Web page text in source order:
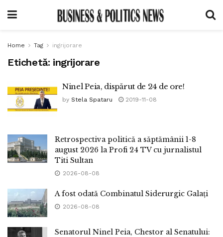
Home Tag ingrijorare
Etichetă: ingrijorare
Ninel Peia, dispărut de 24 de ore!
by Stela Spataru 2019-11-08
Retrospectiva politică a săptămânii 1-8
august 2026 la Profi 24 TV cu jurnalistul
Titi Sultan
2026-08-08
A fost odată Combinatul Siderurgic Galați
2026-08-08
Senatorul Ninel Peia, Chestor al Senatului: